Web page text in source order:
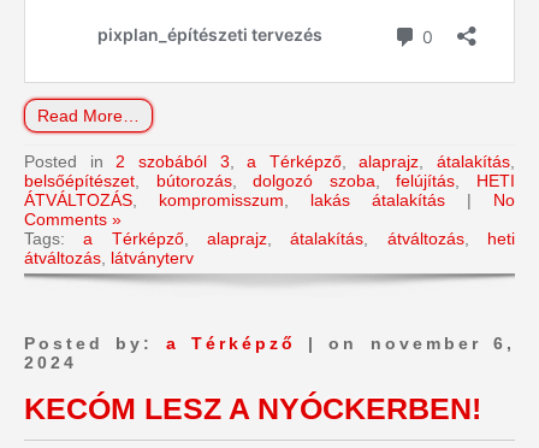
Read More…
Posted in 2 szobából 3 ,a Térképző,alaprajz átalakítás
belsőépítészet
bútorozás,dolgozó szoba ,felújítás
HETI
ÁTVÁLTOZÁS
kompromisszum lakás átalakítás | No
Comments »
Tags:a Térképző,alaprajz ,átalakítás átváltozás, heti
átváltozás látványterv
Posted by: a Térképző
| on november 6,
2024
KECÓM LESZ A NYÓCKERBEN!